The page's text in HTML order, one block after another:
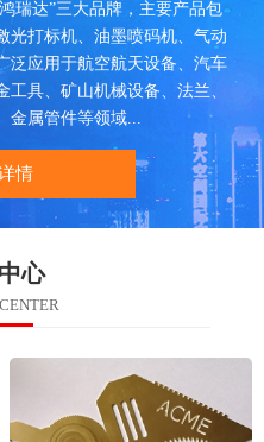
瑞达”三大品牌，主要产品包
光打标机、油墨喷码机、气动
泛应用于航空航天设备、汽车
具、矿山机械设备、法兰、
属管件等领域...
情
心